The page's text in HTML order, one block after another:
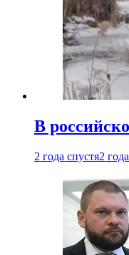
В
2 года спустя2